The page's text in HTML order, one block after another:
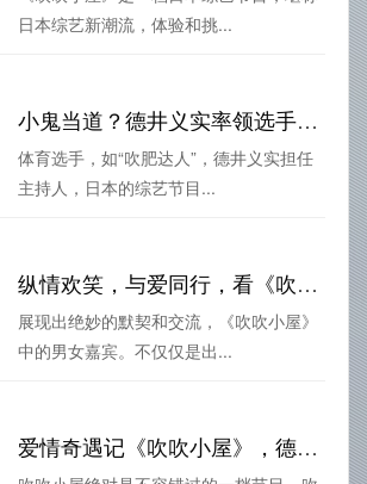
日本综艺新潮流，体验和挑...
小鬼当道？德井义实率领选手登场《吹吹小屋》，你能挑战谁？
体育选手，如“吹肥达人”，德井义实担任
主持人，日本的综艺节目...
纵情欢笑，与爱同行，看《吹吹小屋》第二季迅雷下载让你笑出飞天
展现出绝妙的默契和交流，《吹吹小屋》
中的男女嘉宾。不仅仅是出...
爱情奇遇记《吹吹小屋》，德井义实的笑声助推相亲恋爱路。